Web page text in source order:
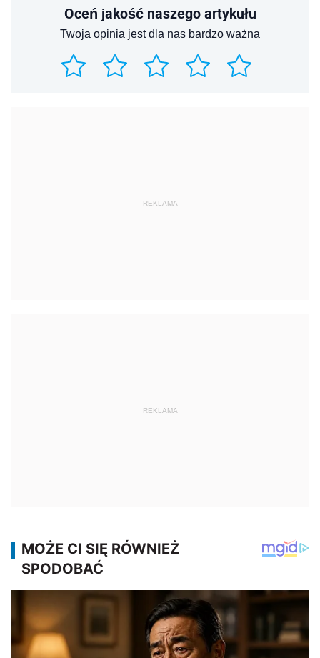
Oceń jakość naszego artykułu
Twoja opinia jest dla nas bardzo ważna
REKLAMA
REKLAMA